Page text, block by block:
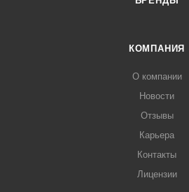
КОМПАНИЯ
О компании
Новости
Отзывы
Карьера
Контакты
Лицензии